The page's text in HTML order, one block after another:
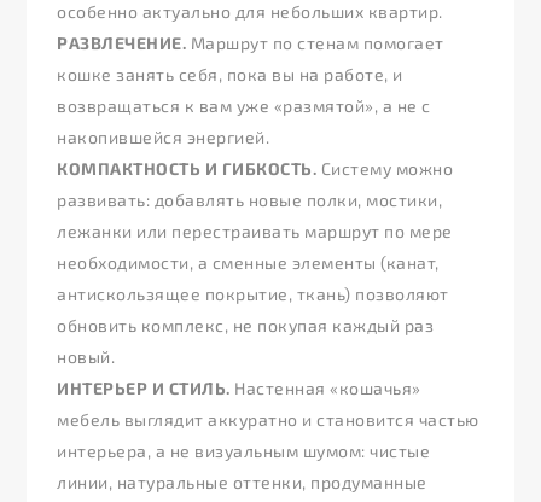
особенно актуально для небольших квартир.
РАЗВЛЕЧЕНИЕ. Маршрут по стенам помогает
кошке занять себя, пока вы на работе, и
возвращаться к вам уже «размятой», а не с
накопившейся энергией.
КОМПАКТНОСТЬ И ГИБКОСТЬ. Систему можно
развивать: добавлять новые полки, мостики,
лежанки или перестраивать маршрут по мере
необходимости, а сменные элементы (канат,
антискользящее покрытие, ткань) позволяют
обновить комплекс, не покупая каждый раз
новый.
ИНТЕРЬЕР И СТИЛЬ. Настенная «кошачья»
мебель выглядит аккуратно и становится частью
интерьера, а не визуальным шумом: чистые
линии, натуральные оттенки, продуманные